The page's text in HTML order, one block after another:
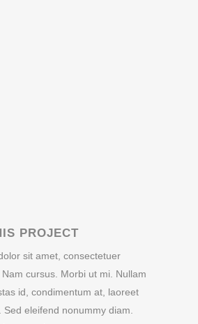
PROJECT
sit amet, consectetuer
cursus. Morbi ut mi. Nullam
id, condimentum at, laoreet
Sed eleifend nonummy diam.